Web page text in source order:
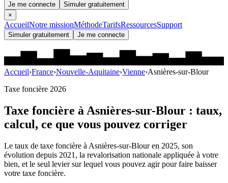
Je me connecte
Simuler gratuitement
×
AccueilNotre missionMéthodeTarifsRessourcesSupport
Simuler gratuitement Je me connecte
Accueil›France›Nouvelle-Aquitaine›Vienne›Asnières-sur-Blour
Taxe foncière 2026
Taxe foncière àAsnières-sur-Blour : taux,
calcul, ce que vous pouvez corriger
Le taux de taxe foncière à Asnières-sur-Blour en 2025, son
évolution depuis 2021, la revalorisation nationale appliquée à votre
bien, et le seul levier sur lequel vous pouvez agir pour faire baisser
votre taxe foncière.